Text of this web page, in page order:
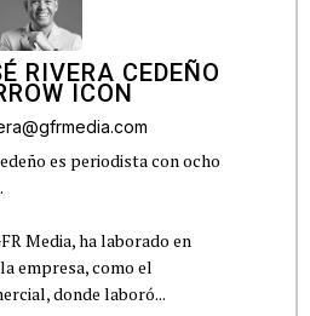
RIVERA CEDEÑO
es periodista con ocho
Media, ha laborado en
empresa, como el
donde laboró...